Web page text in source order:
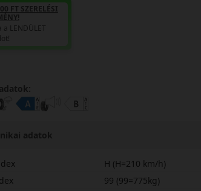
FT SZERELÉSI
a LENDÜLET
adatok
H (H=210 km/h)
99 (99=775kg)